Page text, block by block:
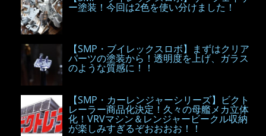
ー塗装！今回は2色を使い分けました！
【SMP・ブイレックスロボ】まずはクリア
パーツの塗装から！透明度を上げ、ガラス
のような質感に！！
【SMP・カーレンジャーシリーズ】ビクト
レーラー商品化決定！久々の母艦メカ立体
化！VRVマシン＆レンジャービークル収納
が楽しみすぎるぞおおおお！！